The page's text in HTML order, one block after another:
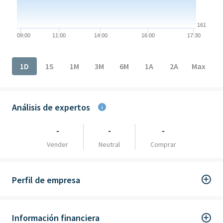
09:00 11:00 14:00 16:00 17:30
161
1D
1S 1M 3M 6M 1A 2A Max
Análisis de expertos
-
Vender
-
Neutral
-
Comprar
Perfil de empresa
Información financiera